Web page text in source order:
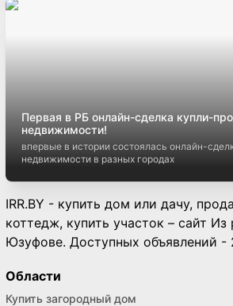
Первая в РБ онлайн-сделка купли-
недвижимости!
впервые в истории состоялась онлайн-
недвижимости в разных городах
IRR.BY - купить дом или дачу,
коттедж, купить участок – сайт Из
Юзуфове. Доступных объявлений -
Области
Купить загородный дом